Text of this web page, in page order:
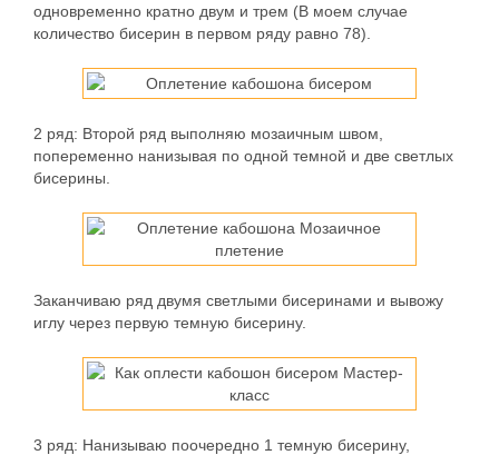
одновременно кратно двум и трем (В моем случае
количество бисерин в первом ряду равно 78).
2 ряд: Второй ряд выполняю мозаичным швом,
попеременно нанизывая по одной темной и две светлых
бисерины.
Заканчиваю ряд двумя светлыми бисеринами и вывожу
иглу через первую темную бисерину.
3 ряд: Нанизываю поочередно 1 темную бисерину,